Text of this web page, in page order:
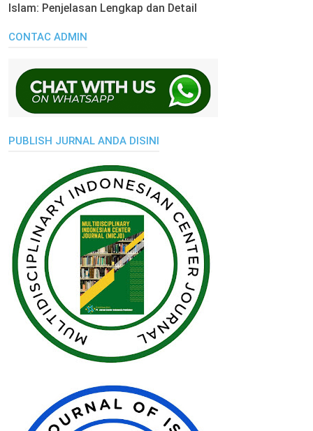
Islam: Penjelasan Lengkap dan Detail
CONTAC ADMIN
PUBLISH JURNAL ANDA DISINI